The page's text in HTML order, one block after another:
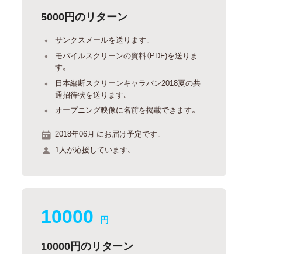
5000円のリターン
サンクスメールを送ります。
モバイルスクリーンの資料（PDF)を送りま
す。
日本縦断スクリーンキャラバン2018夏の共
通招待状を送ります。
オープニング映像に名前を掲載できます。
2018年06月 にお届け予定です。
1人が応援しています。
10000 円
10000円のリターン